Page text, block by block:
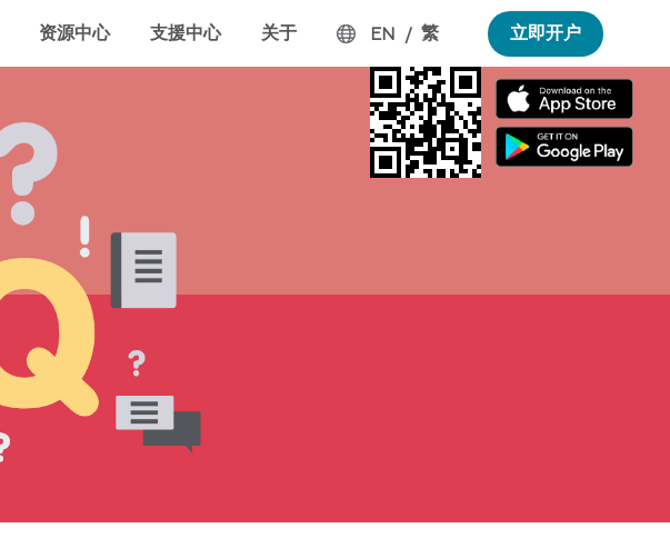
资源中心 支援中心 关于 EN / 繁 立即开户